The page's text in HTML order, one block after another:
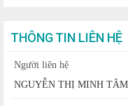
THÔNG TIN LIÊN HỆ
Người liên hệ
NGUYỄN THỊ MINH TÂM